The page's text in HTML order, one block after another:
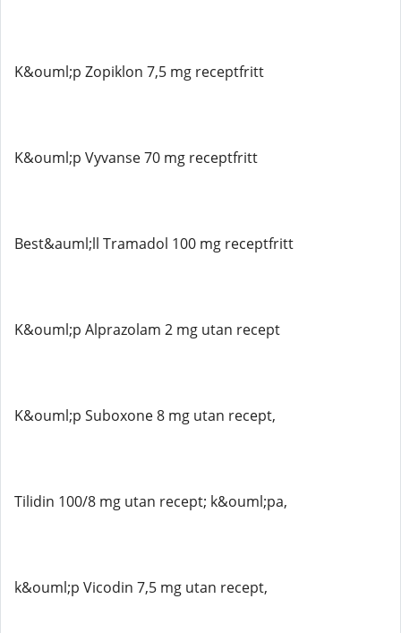
K&ouml;p Zopiklon 7,5 mg receptfritt
K&ouml;p Vyvanse 70 mg receptfritt
Best&auml;ll Tramadol 100 mg receptfritt
K&ouml;p Alprazolam 2 mg utan recept
K&ouml;p Suboxone 8 mg utan recept,
Tilidin 100/8 mg utan recept; k&ouml;pa,
k&ouml;p Vicodin 7,5 mg utan recept,